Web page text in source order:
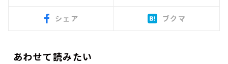
シェア ブクマ
あわせて読みたい